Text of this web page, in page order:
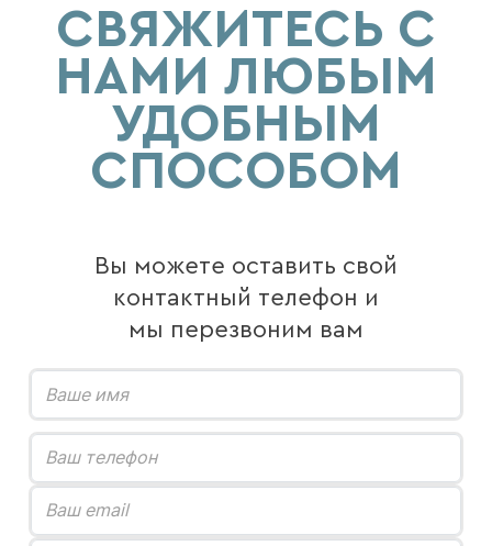
СВЯЖИТЕСЬ С
НАМИ ЛЮБЫМ
УДОБНЫМ
СПОСОБОМ
Вы можете оставить свой
контактный телефон и
мы перезвоним вам